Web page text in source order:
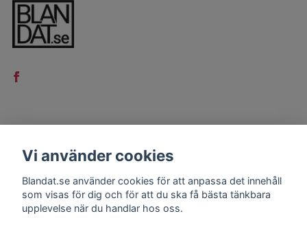
Kontakt
Köpvillkor
Vi använder cookies
Blandat.se använder cookies för att anpassa det innehåll
som visas för dig och för att du ska få bästa tänkbara
upplevelse när du handlar hos oss.